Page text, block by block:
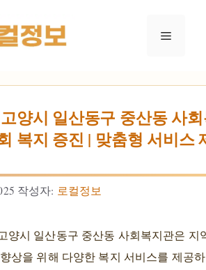
메뉴
양시 일산동구 중산동 사
복지 증진 | 맞춤형 서비스
작성자: 로컬정보
양시 일산동구 중산동 사회복지관은 지
상을 위해 다양한 복지 서비스를 제공